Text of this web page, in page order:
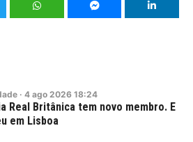
· 4 ago 2026 18:24
Real Britânica tem novo membro. E
em Lisboa